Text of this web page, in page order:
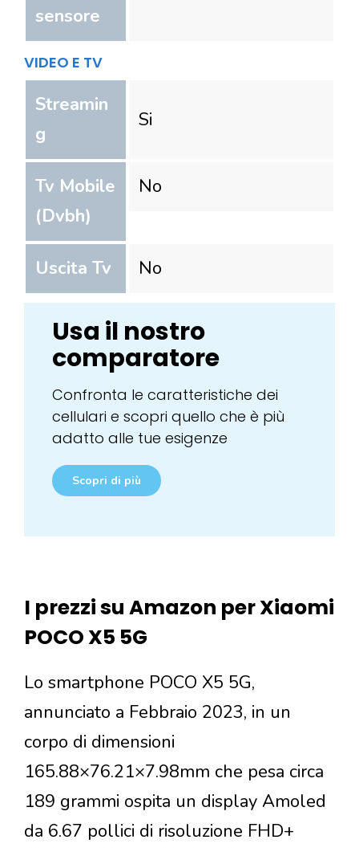
sensore
VIDEO E TV
Streamin
g
Si
Tv Mobile
(Dvbh)
No
Uscita Tv No
Usa il nostro
comparatore
Confronta le caratteristiche dei
cellulari e scopri quello che è più
adatto alle tue esigenze
Scopri di più
I prezzi su Amazon per Xiaomi
POCO X5 5G
Lo smartphone POCO X5 5G,
annunciato a Febbraio 2023, in un
corpo di dimensioni
165.88×76.21×7.98mm che pesa circa
189 grammi ospita un display Amoled
da 6.67 pollici di risoluzione FHD+